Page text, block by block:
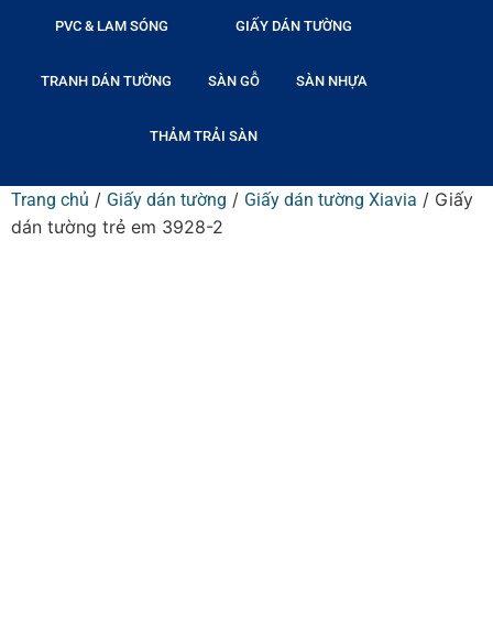
PVC & LAM SÓNG GIẤY DÁN TƯỜNG
TRANH DÁN TƯỜNG SÀN GỖ SÀN NHỰA
THẢM TRẢI SÀN
Trang chủ / Giấy dán tường / Giấy dán tường Xiavia / Giấy
dán tường trẻ em 3928-2